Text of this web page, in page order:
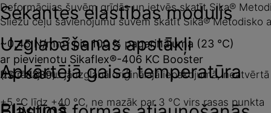
Uzglabāšanas apstākļi
Izstrādājumu jāuzglabā oriģinālajā iepakojumā,
Sekantes elastības modulis
~0,45 N/mm2pie 100 % pagarinājuma (23 °C)
ar pievienotu Sikaflex®-406 KC Booster
(ISO 8339)
Deformācijas šuvēm grīdās un ietvēs skatīt Sika®
Sliežu ceļu savienojumu šuvēm skatīt Sika® Metodisko
Apkārtējā gaisa temperatūra
+5 °C līdz +40 °C, ne mazāk par 3 °C virs rasas punkta